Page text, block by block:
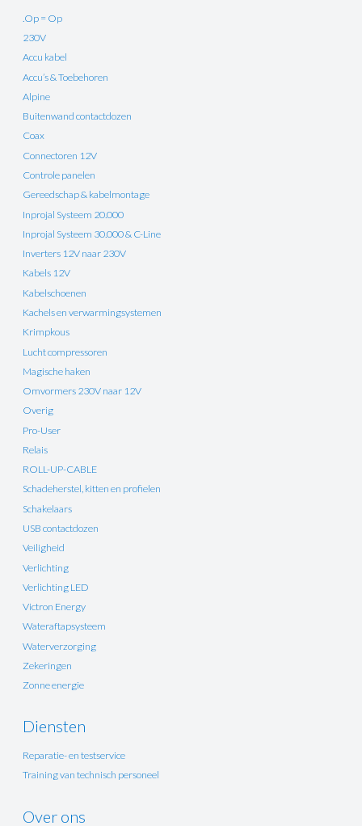
.Op = Op
230V
Accu kabel
Accu’s & Toebehoren
Alpine
Buitenwand contactdozen
Coax
Connectoren 12V
Controle panelen
Gereedschap & kabelmontage
Inprojal Systeem 20.000
Inprojal Systeem 30.000 & C-Line
Inverters 12V naar 230V
Kabels 12V
Kabelschoenen
Kachels en verwarmingsystemen
Krimpkous
Lucht compressoren
Magische haken
Omvormers 230V naar 12V
Overig
Pro-User
Relais
ROLL-UP-CABLE
Schadeherstel, kitten en profielen
Schakelaars
USB contactdozen
Veiligheid
Verlichting
Verlichting LED
Victron Energy
Wateraftapsysteem
Waterverzorging
Zekeringen
Zonne energie
Diensten
Reparatie- en testservice
Training van technisch personeel
Over ons